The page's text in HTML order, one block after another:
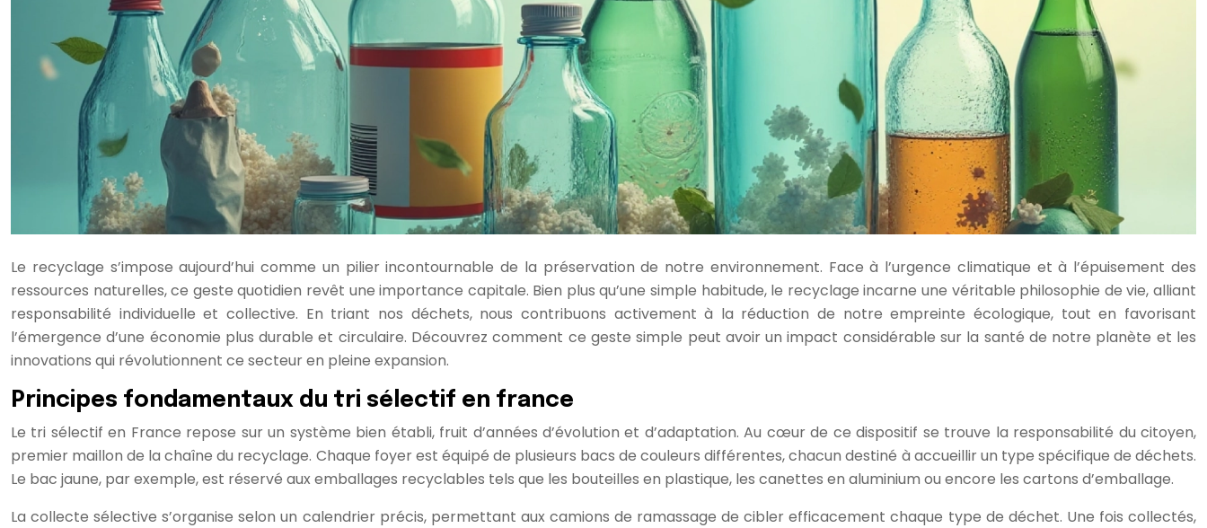
Le recyclage s’impose aujourd’hui comme un pilier incontournable de la préservation de notre environnement. Face à l’urgence climatique et à l’épuisement des
ressources naturelles, ce geste quotidien revêt une importance capitale. Bien plus qu’une simple habitude, le recyclage incarne une véritable philosophie de vie, alliant
responsabilité individuelle et collective. En triant nos déchets, nous contribuons activement à la réduction de notre empreinte écologique, tout en favorisant
l’émergence d’une économie plus durable et circulaire. Découvrez comment ce geste simple peut avoir un impact considérable sur la santé de notre planète et les
innovations qui révolutionnent ce secteur en pleine expansion.
Principes fondamentaux du tri sélectif en france
Le tri sélectif en France repose sur un système bien établi, fruit d’années d’évolution et d’adaptation. Au cœur de ce dispositif se trouve la responsabilité du citoyen,
premier maillon de la chaîne du recyclage. Chaque foyer est équipé de plusieurs bacs de couleurs différentes, chacun destiné à accueillir un type spécifique de déchets.
Le bac jaune, par exemple, est réservé aux emballages recyclables tels que les bouteilles en plastique, les canettes en aluminium ou encore les cartons d’emballage.
La collecte sélective s’organise selon un calendrier précis, permettant aux camions de ramassage de cibler efficacement chaque type de déchet. Une fois collectés,